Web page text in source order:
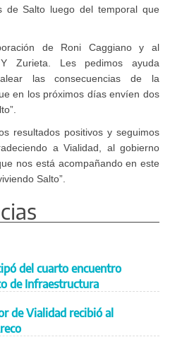
de Salto luego del temporal que
de Roni Caggiano y al
Y Zurieta. Les pedimos ayuda
las consecuencias de la
en los próximos días envíen dos
resultados positivos y seguimos
a Vialidad, al gobierno
nos está acompañando en este
Salto”.
del cuarto encuentro
de Infraestructura
de Vialidad recibió al